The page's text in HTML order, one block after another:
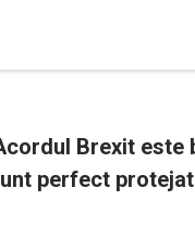
Brexit
perfect